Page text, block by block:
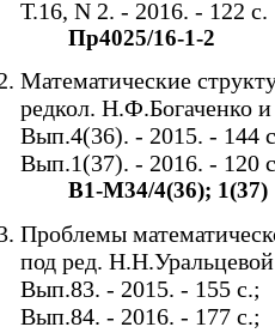
Т.16, N 2. - 2016. - 122 с.
Пр4025/16-1-2
Математические
редкол. Н.Ф.Богаченко
Вып.4(36). - 2015. - 144
Вып.1(37). - 2016. - 120
В1-М34/4(36); 1(37)
Проблемы
под ред.
Вып.83. - 2015. - 155 с.;
Вып.84. - 2016. - 177 с.;